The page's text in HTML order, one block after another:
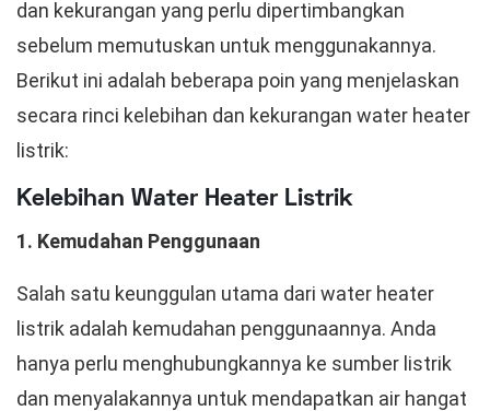
dan kekurangan yang perlu dipertimbangkan
sebelum memutuskan untuk menggunakannya.
Berikut ini adalah beberapa poin yang menjelaskan
secara rinci kelebihan dan kekurangan water heater
listrik:
Kelebihan Water Heater Listrik
1. Kemudahan Penggunaan
Salah satu keunggulan utama dari water heater
listrik adalah kemudahan penggunaannya. Anda
hanya perlu menghubungkannya ke sumber listrik
dan menyalakannya untuk mendapatkan air hangat